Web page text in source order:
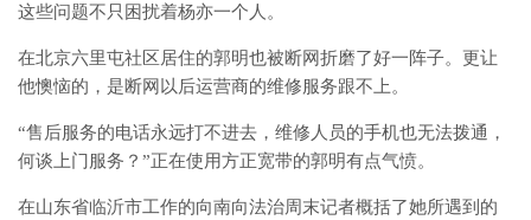
这些问题不只困扰着杨亦一个人。
在北京六里屯社区居住的郭明也被断网折磨了好一阵子。更让
他懊恼的，是断网以后运营商的维修服务跟不上。
“售后服务的电话永远打不进去，维修人员的手机也无法拨通，
何谈上门服务？”正在使用方正宽带的郭明有点气愤。
在山东省临沂市工作的向南向法治周末记者概括了她所遇到的